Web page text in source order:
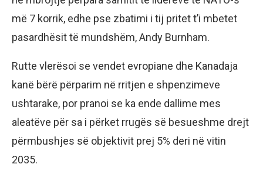
më 7 korrik, edhe pse zbatimi i tij pritet t’i mbetet
pasardhësit të mundshëm, Andy Burnham.
Rutte vlerësoi se vendet evropiane dhe Kanadaja
kanë bërë përparim në rritjen e shpenzimeve
ushtarake, por pranoi se ka ende dallime mes
aleatëve për sa i përket rrugës së besueshme drejt
përmbushjes së objektivit prej 5% deri në vitin
2035.